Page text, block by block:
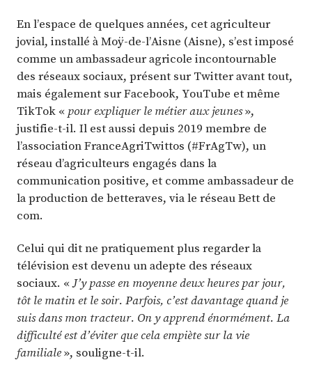
En l’espace de quelques années, cet agriculteur
jovial, installé à Moÿ-de-l’Aisne (Aisne), s’est imposé
comme un ambassadeur agricole incontournable
des réseaux sociaux, présent sur Twitter avant tout,
mais également sur Facebook, YouTube et même
TikTok « pour expliquer le métier aux jeunes»,
justifie-t-il. Il est aussi depuis 2019 membre de
l’association FranceAgriTwittos (#FrAgTw), un
réseau d’agriculteurs engagés dans la
communication positive, et comme ambassadeur de
la production de betteraves, via le réseau Bett de
com.
Celui qui dit ne pratiquement plus regarder la
télévision est devenu un adepte des réseaux
sociaux. «J’y passe en moyenne deux heures par jour,
tôt le matin et le soir. Parfois, c’est davantage quand je
suis dans mon tracteur. On y apprend énormément. La
difficulté est d’éviter que cela empiète sur la vie
familiale», souligne-t-il.